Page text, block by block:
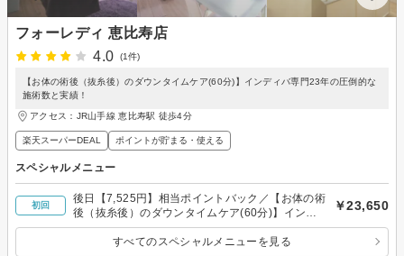
フォーレディ 恵比寿店
4.0
(1件)
【お体の術後（抜糸後）のダウンタイムケア(60分)】インディバ専門23年の圧倒的な
施術数と実績！
アクセス：JR山手線 恵比寿駅 徒歩4分
楽天スーパーDEAL ポイントが貯まる・使える
スペシャルメニュー
初回
後日【7,525円】相当ポイントバック／【お体の術
後（抜糸後）のダウンタイムケア(60分)】インデ
ィバ専門23年の圧倒的な施術数と実績！
￥23,650
すべてのスペシャルメニューを見る